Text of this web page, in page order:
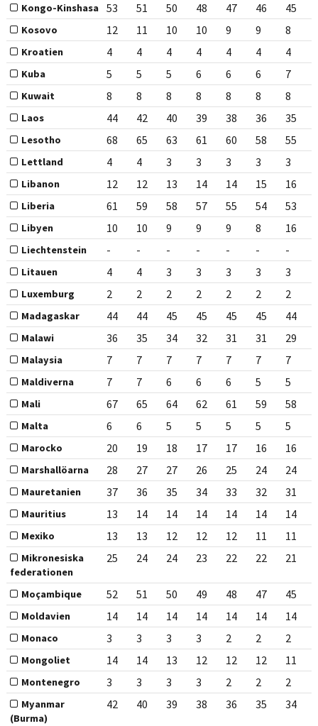
Kongo-Kinshasa 53 51 50 48 47 46 45
Kosovo 12 11 10 10 9 9 8
Kroatien 4 4 4 4 4 4 4
Kuba 5 5 5 6 6 6 7
Kuwait 8 8 8 8 8 8 8
Laos 44 42 40 39 38 36 35
Lesotho 68 65 63 61 60 58 55
Lettland 4 4 3 3 3 3 3
Libanon 12 12 13 14 14 15 16
Liberia 61 59 58 57 55 54 53
Libyen 10 10 9 9 9 8 16
Liechtenstein - - - - - - -
Litauen 4 4 3 3 3 3 3
Luxemburg 2 2 2 2 2 2 2
Madagaskar 44 44 45 45 45 45 44
Malawi 36 35 34 32 31 31 29
Malaysia 7 7 7 7 7 7 7
Maldiverna 7 7 6 6 6 5 5
Mali 67 65 64 62 61 59 58
Malta 6 6 5 5 5 5 5
Marocko 20 19 18 17 17 16 16
Marshallöarna 28 27 27 26 25 24 24
Mauretanien 37 36 35 34 33 32 31
Mauritius 13 14 14 14 14 14 14
Mexiko 13 13 12 12 12 11 11
Mikronesiska
federationen
25 24 24 23 22 22 21
Moçambique 52 51 50 49 48 47 45
Moldavien 14 14 14 14 14 14 14
Monaco 3 3 3 3 2 2 2
Mongoliet 14 14 13 12 12 12 11
Montenegro 3 3 3 3 2 2 2
Myanmar
(Burma)
42 40 39 38 36 35 34